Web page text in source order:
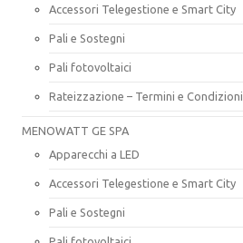
Accessori Telegestione e Smart City
Pali e Sostegni
Pali fotovoltaici
Rateizzazione – Termini e Condizioni
MENOWATT GE SPA
Apparecchi a LED
Accessori Telegestione e Smart City
Pali e Sostegni